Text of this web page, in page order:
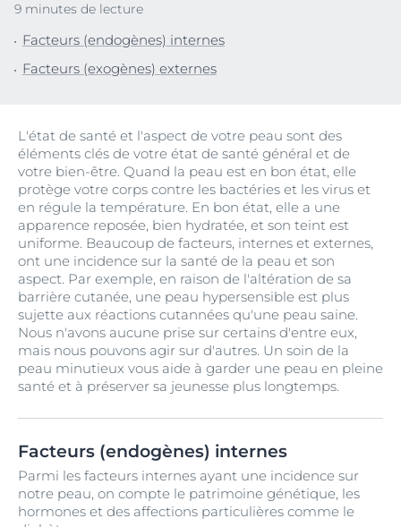
9 minutes de lecture
Facteurs (endogènes) internes
Facteurs (exogènes) externes
L'état de santé et l'aspect de votre peau sont des
éléments clés de votre état de santé général et de
votre bien-être. Quand la peau est en bon état, elle
protège votre corps contre les bactéries et les virus et
en régule la température. En bon état, elle a une
apparence reposée, bien hydratée, et son teint est
uniforme. Beaucoup de facteurs, internes et externes,
ont une incidence sur la santé de la peau et son
aspect. Par exemple, en raison de l'altération de sa
barrière cutanée, une peau hypersensible est plus
sujette aux réactions cutannées qu'une peau saine.
Nous n'avons aucune prise sur certains d'entre eux,
mais nous pouvons agir sur d'autres. Un soin de la
peau minutieux vous aide à garder une peau en pleine
santé et à préserver sa jeunesse plus longtemps.
Facteurs (endogènes) internes
Parmi les facteurs internes ayant une incidence sur
notre peau, on compte le patrimoine génétique, les
hormones et des affections particulières comme le